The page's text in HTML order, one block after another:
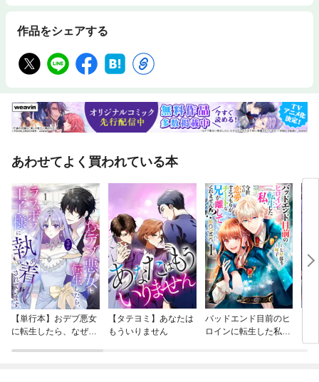
作品をシェアする
あわせてよく買われている本
【単行本】おデブ悪女
に転生したら、なぜか
【タテヨミ】あなたは
もういりません
バッドエンド目前のヒ
ロインに転生した私、